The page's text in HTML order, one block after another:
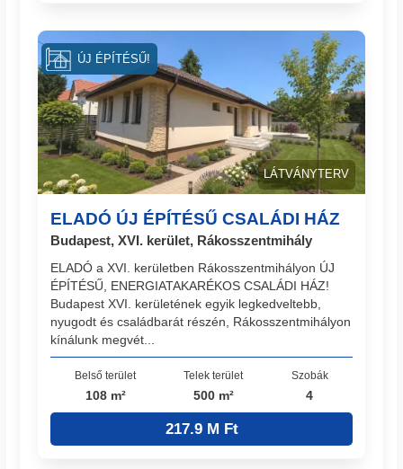
LÁTVÁNYTERV
ELADÓ ÚJ ÉPÍTÉSŰ CSALÁDI HÁZ
Budapest, XVI. kerület, Rákosszentmihály
ELADÓ a XVI. kerületben Rákosszentmihályon ÚJ
ÉPÍTÉSŰ, ENERGIATAKARÉKOS CSALÁDI HÁZ!
Budapest XVI. kerületének egyik legkedveltebb,
nyugodt és családbarát részén, Rákosszentmihályon
kínálunk megvét...
Belső terület
108 m²
Telek terület
500 m²
Szobák
4
217.9 M Ft
ÚJ ÉPÍTÉSŰ!